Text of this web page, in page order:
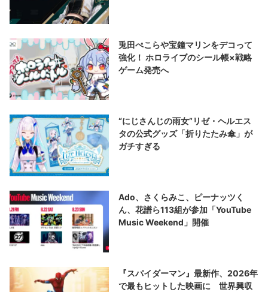
兎田ぺこらや宝鐘マリンをデコって
強化！ ホロライブのシール帳×戦略
ゲーム発売へ
“にじさんじの雨女”リゼ・ヘルエス
タの公式グッズ「折りたたみ傘」が
ガチすぎる
Ado、さくらみこ、ピーナッツく
ん、花譜ら113組が参加「YouTube
Music Weekend」開催
『スパイダーマン』最新作、2026年
で最もヒットした映画に 世界興収